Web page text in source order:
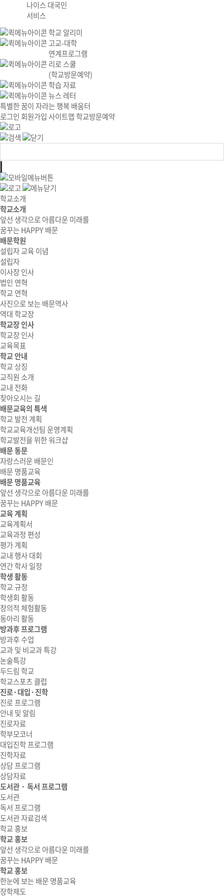
나이스 대국민
서비스
학교 알리미
고교-대학
연계프로그램
리로 스쿨
(학교방문예약)
학습 자료
뉴스 레터
특별한 꿈이 자라는 행복 배움터
로그인 회원가입사이트맵학교방문예약
학교소개
학교소개
앞선 생각으로 아름다운 미래를
꿈꾸는 HAPPY 배문
배문학원
설립자 교육 이념
설립자
이사장 인사
법인 연혁
학교 연혁
사진으로 보는 배문역사
역대 학교장
학교장 인사
학교장 인사
교육목표
학교 안내
학교 상징
교직원 소개
교내 전화
찾아오시는 길
배문교육의 특색
학교 발전 계획
학교교육개선팀 운영계획
학교발전을 위한 워크샵
배문 동문
자랑스러운 배문인
배문 명품교육
배문 명품교육
앞선 생각으로 아름다운 미래를
꿈꾸는 HAPPY 배문
교육 계획
교육계획서
교육과정 편성
평가 계획
교내 행사 대회
연간 학사 일정
학생 활동
학교 규정
학생회 활동
창의적 체험활동
동아리 활동
방과후 프로그램
방과후 수업
교과 및 비교과 특강
논술특강
두드림 학교
학교스포츠 클럽
진로·대입·진학
진로 프로그램
안내 및 알림
진로자료
학부모코너
대입진학 프로그램
진학자료
상담 프로그램
상담자료
도서관 · 독서 프로그램
도서관
독서 프로그램
도서관 자료검색
학교 홍보
학교 홍보
앞선 생각으로 아름다운 미래를
꿈꾸는 HAPPY 배문
학교 홍보
한눈에 보는 배문 명품교육
장학제도